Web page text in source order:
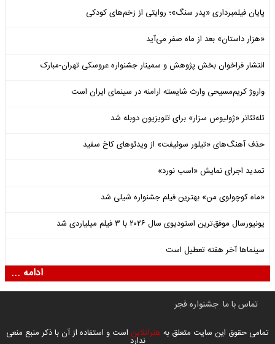
پایان فیلمبرداری «پدر سنگ»؛ روایتی از زخم‌های کودکی
«هزار داستان» بعد از ماه صفر می‌آید
انتشار فراخوان بخش پژوهش و سمینار جشنواره عروسکی تهران-مبارک
واروژ کریم‌مسیحی وارث شایسته ارامنه در سینمای ایران است
تله‌تئاتر «ژولیوس سزار» برای تلویزیون دوبله شد
حذف آهنگ‌های «تیلور سوئیفت» از ویدئوهای کاخ سفید
تمدید اجرای نمایش «اسب نورد»
«ماه کوچولوی من» بهترین فیلم جشنواره شیلی شد
یونیورسال موفق‌ترین استودیوی سال ۲۰۲۶ با ۳ فیلم میلیاردی شد
سینماها آخر هفته تعطیل است
ادامه ...
تماس با ما جشنواره فجر
تمامی حقوق این سایت متعلق به هنرآنلاین است و استفاده از آن با ذکر منبع منعی
ندارد